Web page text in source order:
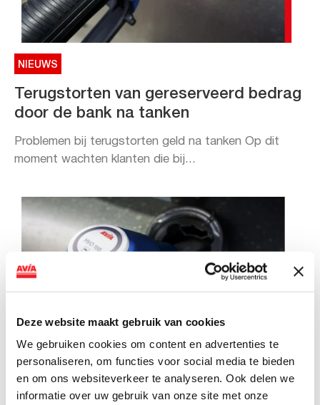
Deze website maakt gebruik van cookies
We gebruiken cookies om content en advertenties te
personaliseren, om functies voor social media te bieden
en om ons websiteverkeer te analyseren. Ook delen we
informatie over uw gebruik van onze site met onze
NIEUWS
Terugstorten van gereserveerd bedrag
door de bank na tanken
Problemen bij terugstorten geld na tanken Op dit
moment wachten klanten die bij...
NIEUWS